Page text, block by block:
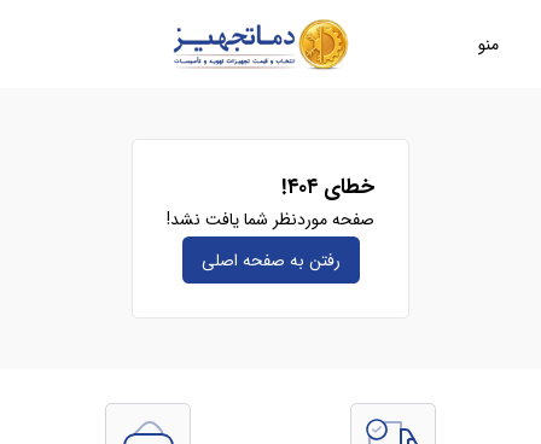
منو
خطای ۴۰۴!
صفحه موردنظر شما یافت نشد!
رفتن به صفحه‌ اصلی